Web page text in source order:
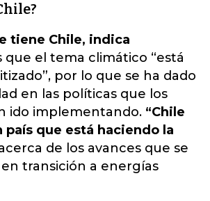
tiene Chile, indica
que el tema climático “está
por lo que se ha dado
en las políticas que los
ido implementando. “Chile
país que está haciendo la
de los avances que se
transición a energías